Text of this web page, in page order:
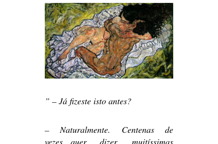
” – Já fizeste isto antes?
– Naturalmente. Centenas de
vezes…quer dizer, muitíssimas